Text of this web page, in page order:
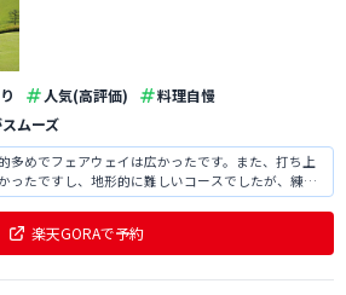
人気(高評価)
料理自慢
ムーズ
多めでフェアウェイは広かったです。また、打ち上
ったですし、地形的に難しいコースでしたが、練習
ました。食事も大変美味しかったです。
楽天GORAで予約